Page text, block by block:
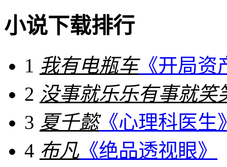
小说下载排行
1 我有电瓶车《开局资
2 没事就乐乐有事就笑
3 夏千懿《心理科医生
4 布凡《绝品透视眼》